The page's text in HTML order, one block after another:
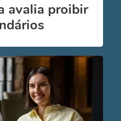
avalia proibir